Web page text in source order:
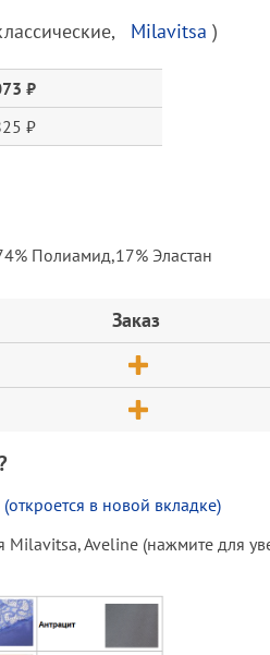
, Milavitsa )
₽
₽
Полиамид,17% Эластан
Заказ
в новой вкладке)
Milavitsa, Aveline (нажмите для